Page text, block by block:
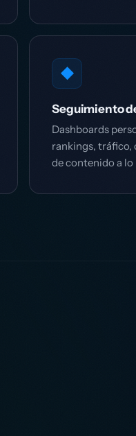
◆
Seguimiento
Dashboards
rankings, tráfico,
de contenido a